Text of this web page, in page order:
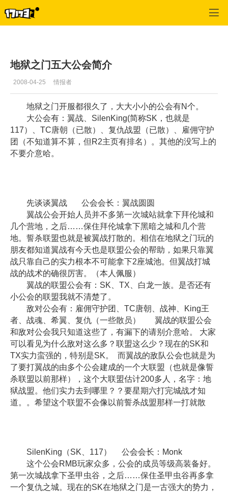
地狱之门五大公会简介
2008-04-25 情报者
地狱之门开服都很久了，大大小小的公会有N个。
大公会有：翼战、SilenKing(简称SK，也就是
117）、TC唐朝（已散）、复仇战盟（已散）、雇佣守护
团（不知道算不算，但R2主页有排名）。其他的没写上的
不要介意哈。
先谈谈翼战 公会会长：翼战圆圆
翼战公会开始人员并不多第一次城站就拿下拜伦城和
几个营地，之后……保住拜伦城拿下黑暗之城和几个营
地。誓杀联盟也就是被翼战打散的。相信在地狱之门玩的
朋友都知道翼战有今天也是联盟公会的帮助，如果只靠翼
战只靠自己的实力根本不可能拿下2座城池。但翼战打城
战的战术的确很厉害。（本人佩服）
翼战的联盟公会有：SK、TX、白龙一族。是否还有
小公会的联盟我就不清楚了。
敌对公会有：雇佣守护团、TC唐朝、战神、King王
者、战魂、希翼、复仇（一些散员） 翼战的联盟公会
和敌对公会我只知道这些了，有漏下的请别介意哈。 大家
可以看见为什么敌对这么多？联盟这么少？现在的SK和
TX实力蛮强的，特别是SK。 而翼战的敌队公会也就是为
了要打翼战的由多个公会建成的一个大联盟（也就是像誓
杀联盟以前那样），这个大联盟估计200多人，名字：地
狱战盟。他们实力去到哪里？？要星期六打完城战才知
道。。希望这个联盟不会像以前誓杀战盟那样一打就散
SilenKing（SK、117） 公会会长：Monk
这个公会RMB玩家众多，公会的成员等级高装备好。
第一次城战拿下圣甲虫谷，之后……保住圣甲虫谷再多拿
一个复仇之城。现在的SK在地狱之门是一古强大的势力，